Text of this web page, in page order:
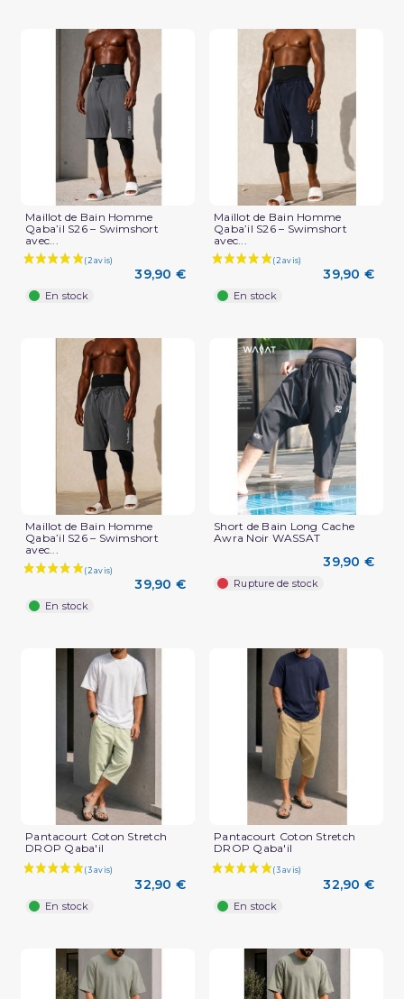
Maillot de Bain Homme
Qaba’il S26 – Swimshort
avec...
39,90 €
En stock
Maillot de Bain Homme
Qaba’il S26 – Swimshort
avec...
39,90 €
En stock
Maillot de Bain Homme
Qaba’il S26 – Swimshort
avec...
39,90 €
En stock
Short de Bain Long Cache
Awra Noir WASSAT
39,90 €
Rupture de stock
Pantacourt Coton Stretch
DROP Qaba'il
32,90 €
En stock
Pantacourt Coton Stretch
DROP Qaba'il
32,90 €
En stock